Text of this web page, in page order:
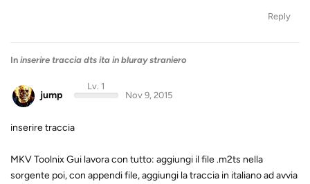
Reply
In inserire traccia dts ita in bluray straniero
jump
Lv. 1
Nov 9, 2015
inserire traccia
MKV Toolnix Gui lavora con tutto: aggiungi il file .m2ts nella
sorgente poi, con appendi file, aggiungi la traccia in italiano ad avvia